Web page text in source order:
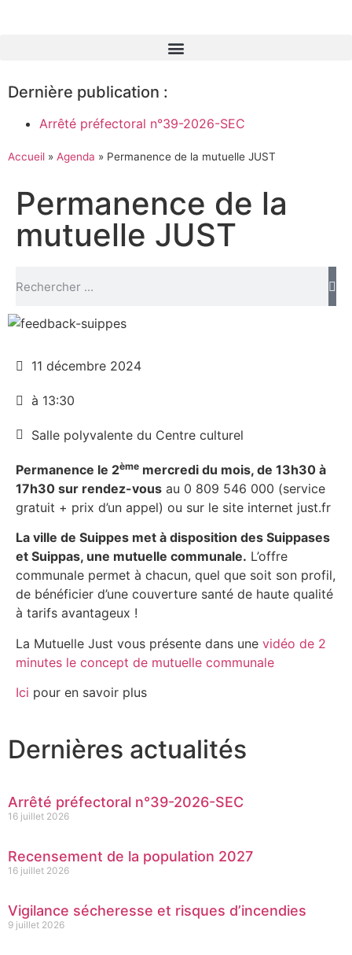
Dernière publication :
Arrêté préfectoral n°39-2026-SEC
Accueil » Agenda » Permanence de la mutuelle JUST
Permanence de la
mutuelle JUST
Permanence le 2ème mercredi du mois, de 13h30 à
17h30 sur rendez-vous au 0 809 546 000 (service
gratuit + prix d’un appel) ou sur le site internet just.fr
La ville de Suippes met à disposition des Suippases
et Suippas, une mutuelle communale. L’offre
communale permet à chacun, quel que soit son profil,
de bénéficier d’une couverture santé de haute qualité
à tarifs avantageux !
La Mutuelle Just vous présente dans une vidéo de 2
minutes le concept de mutuelle communale
Ici pour en savoir plus
11 décembre 2024
à 13:30
Salle polyvalente du Centre culturel
Dernières actualités
Arrêté préfectoral n°39-2026-SEC
16 juillet 2026
Recensement de la population 2027
16 juillet 2026
Vigilance sécheresse et risques d’incendies
9 juillet 2026